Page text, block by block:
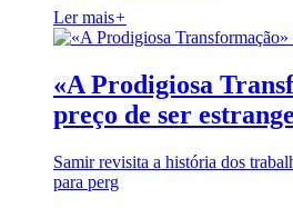
Ler mais+
«A Prodigiosa
preço de ser
Samir revisita a história dos
para perg